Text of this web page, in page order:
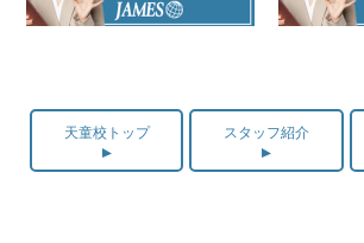
天童校トップ スタッフ紹介